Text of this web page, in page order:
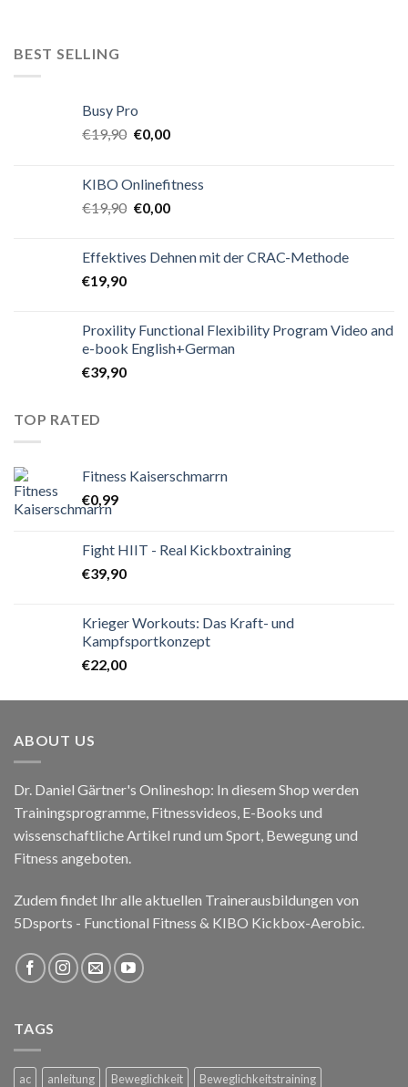
BEST SELLING
Busy Pro
€19,90 €0,00
KIBO Onlinefitness
€19,90 €0,00
Effektives Dehnen mit der CRAC-Methode
€19,90
Proxility Functional Flexibility Program Video and
e-book English+German
€39,90
TOP RATED
Fitness Kaiserschmarrn
€0,99
Fight HIIT - Real Kickboxtraining
€39,90
Krieger Workouts: Das Kraft- und
Kampfsportkonzept
€22,00
ABOUT US
Dr. Daniel Gärtner's Onlineshop: In diesem Shop werden
Trainingsprogramme, Fitnessvideos, E-Books und
wissenschaftliche Artikel rund um Sport, Bewegung und
Fitness angeboten.
Zudem findet Ihr alle aktuellen Trainerausbildungen von
5Dsports - Functional Fitness & KIBO Kickbox-Aerobic.
TAGS
ac anleitung Beweglichkeit Beweglichkeitstraining